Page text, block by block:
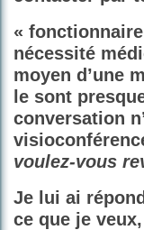
«
nécessité
moyen d’une
le sont
conversation
voulez-vous
Je lui ai
ce que je